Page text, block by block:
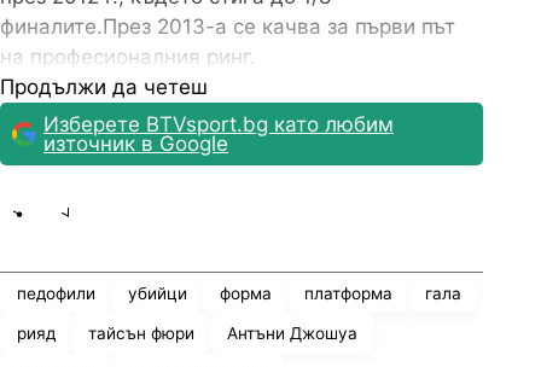
финалите.През 2013-а се качва за първи път
на професионалния ринг.
Продължи да четеш
Изберете BTVsport.bg като любим
източник в Google
педофили убийци форма платформа гала
рияд тайсън фюри Антъни Джошуа